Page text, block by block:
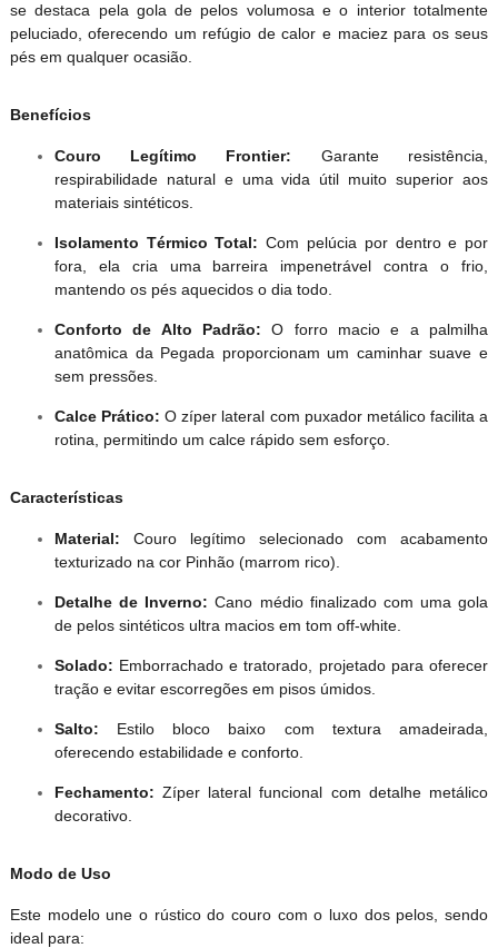
se destaca pela gola de pelos volumosa e o interior totalmente
peluciado, oferecendo um refúgio de calor e maciez para os seus
pés em qualquer ocasião.
Benefícios
Couro Legítimo Frontier: Garante resistência,
respirabilidade natural e uma vida útil muito superior aos
materiais sintéticos.
Isolamento Térmico Total: Com pelúcia por dentro e por
fora, ela cria uma barreira impenetrável contra o frio,
mantendo os pés aquecidos o dia todo.
Conforto de Alto Padrão: O forro macio e a palmilha
anatômica da Pegada proporcionam um caminhar suave e
sem pressões.
Calce Prático: O zíper lateral com puxador metálico facilita a
rotina, permitindo um calce rápido sem esforço.
Características
Material: Couro legítimo selecionado com acabamento
texturizado na cor Pinhão (marrom rico).
Detalhe de Inverno: Cano médio finalizado com uma gola
de pelos sintéticos ultra macios em tom off-white.
Solado: Emborrachado e tratorado, projetado para oferecer
tração e evitar escorregões em pisos úmidos.
Salto: Estilo bloco baixo com textura amadeirada,
oferecendo estabilidade e conforto.
Fechamento: Zíper lateral funcional com detalhe metálico
decorativo.
Modo de Uso
Este modelo une o rústico do couro com o luxo dos pelos, sendo
ideal para: